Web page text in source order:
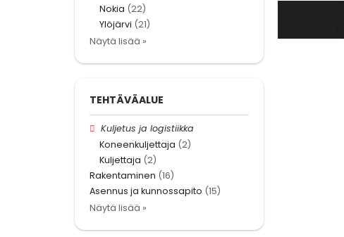
Nokia (22)
Ylöjärvi (21)
Näytä lisää »
TEHTÄVÄALUE
Kuljetus ja logistiikka
Koneenkuljettaja (2)
Kuljettaja (2)
Rakentaminen (16)
Asennus ja kunnossapito (15)
Näytä lisää »